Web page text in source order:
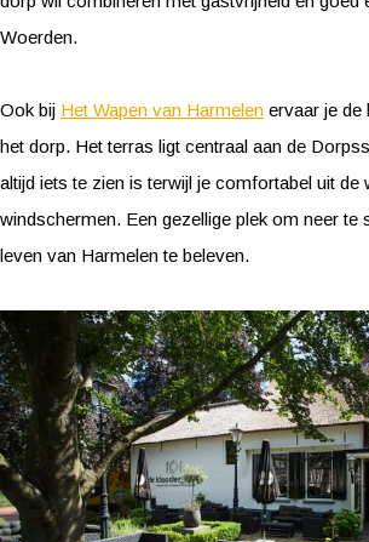
Woerden.
Ook bij Het Wapen van Harmelen ervaar je de
het dorp. Het terras ligt centraal aan de
altijd iets te zien is terwijl je comfortabel uit de
windschermen. Een gezellige plek om neer te
leven van Harmelen te beleven.